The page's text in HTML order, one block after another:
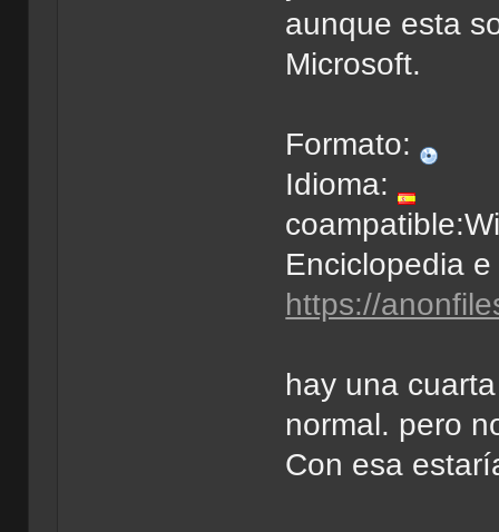
aunque esta
Microsoft.
Formato:
Idioma:
Enciclopedia
https://
hay una
normal. pero
Con esa